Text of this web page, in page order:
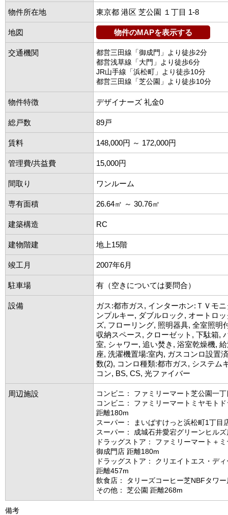
物件所在地 東京都 港区 芝公園 １丁目 1-8
地図 物件のMAPを表示する
交通機関
都営三田線「御成門」より徒歩2分
都営浅草線「大門」より徒歩6分
JR山手線「浜松町」より徒歩10分
都営三田線「芝公園」より徒歩10分
物件特徴 デザイナーズ 礼金0
総戸数 89戸
賃料 148,000円 ～ 172,000円
管理費/共益費 15,000円
間取り ワンルーム
専有面積 26.64㎡ ～ 30.76㎡
建築構造 RC
建物階建 地上15階
竣工月 2007年6月
駐車場 有（空きについては要問合）
設備
ガス:都市ガス, インターホン:ＴＶモ
ンプルキー, ダブルロック, オートロ
ズ, フローリング, 照明器具, 全室照明
収納スペース, クローゼット, 下駄箱,
室, シャワー, 追い焚き, 浴室乾燥機,
座, 洗濯機置場:室内, ガスコンロ設置
数(2), コンロ種類:都市ガス, システム
コン, BS, CS, 光ファイバー
周辺施設
コンビニ： ファミリーマート芝公園一
コンビニ： ファミリーマートミヤモト
距離180m
スーパー： まいばすけっと浜松町1丁目
スーパー： 成城石井愛宕グリーンヒル
ドラッグストア： ファミリーマート＋
御成門店 距離180m
ドラッグストア： クリエイトエス・デ
距離457m
飲食店： タリーズコーヒー芝NBFタワ
その他： 芝公園 距離268m
備考